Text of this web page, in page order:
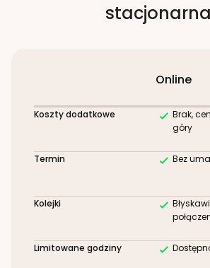
stacjonarna
Online
Koszty dodatkowe
Brak,
góry
Termin Bez
Kolejki
Limitowane godziny